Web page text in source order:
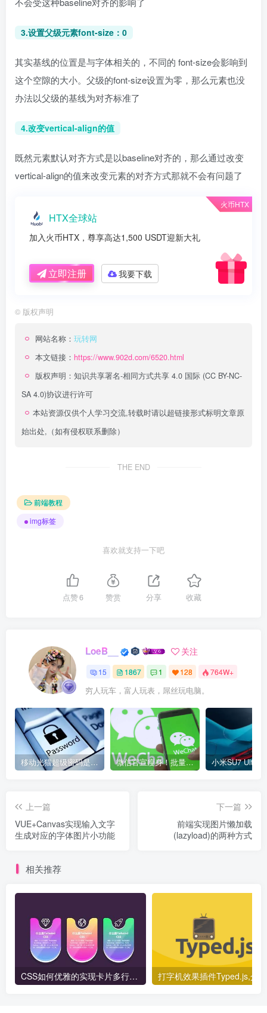
3.设置父级元素font-size：0
其实基线的位置是与字体相关的，不同的 font-size会影响到
这个空隙的大小。父级的font-size设置为零，那么元素也没
办法以父级的基线为对齐标准了
4.改变vertical-align的值
既然元素默认对齐方式是以baseline对齐的，那么通过改变
vertical-align的值来改变元素的对齐方式那就不会有问题了
火币HTX
HTX全球站
加入火币HTX，尊享高达1,500 USDT迎新大礼
立即注册 我要下载
© 版权声明
网站名称： 玩转网
本文链接： https://www.902d.com/6520.html
版权声明： 知识共享署名-相同方式共享 4.0 国际 (CC BY-NC-
SA 4.0)协议进行许可
本站资源仅供个人学习交流,转载时请以超链接形式标明文章原
始出处,（如有侵权联系删除）
THE END
前端教程
img标签
喜欢就支持一下吧
点赞6 赞赏 分享 收藏
LoeB__ 关注
15 1867 1 128 764W+
穷人玩车，富人玩表，屌丝玩电脑。
移动光猫超级密码是多少？移动光猫超级管理员后台账号与密码 微信官宣瘦身！批量清理原图新功能来了 安卓、iOS均可使用
上一篇
VUE+Canvas实现输入文字
生成对应的字体图片小功能
下一篇
前端实现图片懒加载
(lazyload)的两种方式
相关推荐
CSS如何优雅的实现卡片多行排列布局？